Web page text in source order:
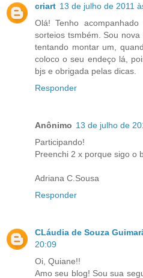
criart 13 de julho de 2011
Olá! Tenho
sorteios tsmbém. Sou
tentando montar um,
coloco o seu endeço lá,
bjs e obrigada pelas dicas.
Responder
Anônimo 13 de julho de
Participando!
Preenchi 2 x porque sigo o
Adriana C.Sousa
Responder
CLáudia de Souza
20:09
Oi, Quiane!!
Amo seu blog! Sou sua